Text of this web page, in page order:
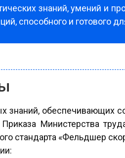
знаний, умений и
способного и готового
знаний, обеспечивающих
Министерства
стандарта «Фельдшер